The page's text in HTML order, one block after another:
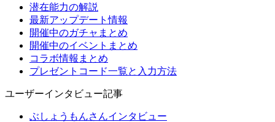
潜在能力の解説
最新アップデート情報
開催中のガチャまとめ
開催中のイベントまとめ
コラボ情報まとめ
プレゼントコード一覧と入力方法
ユーザーインタビュー記事
ぶしょうもんさんインタビュー